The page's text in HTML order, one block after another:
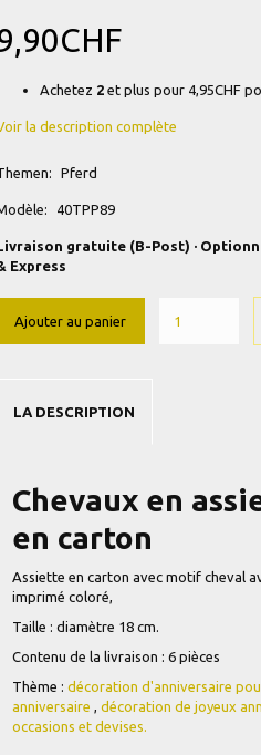
Achetez 2et plus pour 4,95CHF
la description complète
Pferd
40TPP89
gratuite (B-Post) ·
Express
Ajouter au panier
LA DESCRIPTION
Chevaux en
en carton
Assiette en carton avec motif cheval
imprimé coloré,
Taille : diamètre 18 cm.
Contenu de la livraison : 6 pièces
Thème : décoration d'anniversaire
anniversaire
décoration de joyeux
occasions et devises.